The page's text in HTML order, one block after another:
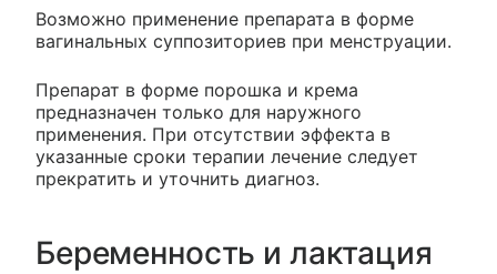
Возможно применение препарата в форме
вагинальных суппозиториев при менструации.
Препарат в форме порошка и крема
предназначен только для наружного
применения. При отсутствии эффекта в
указанные сроки терапии лечение следует
прекратить и уточнить диагноз.
Беременность и лактация